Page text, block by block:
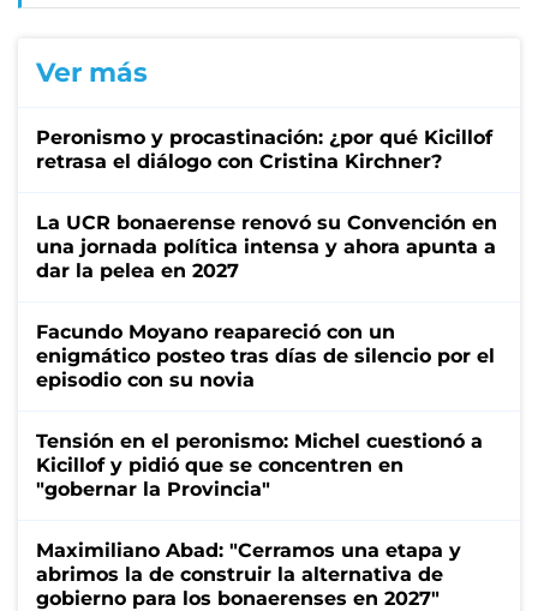
Ver más
Peronismo y procastinación: ¿por qué Kicillof
retrasa el diálogo con Cristina Kirchner?
La UCR bonaerense renovó su Convención en
una jornada política intensa y ahora apunta a
dar la pelea en 2027
Facundo Moyano reapareció con un
enigmático posteo tras días de silencio por el
episodio con su novia
Tensión en el peronismo: Michel cuestionó a
Kicillof y pidió que se concentren en
"gobernar la Provincia"
Maximiliano Abad: "Cerramos una etapa y
abrimos la de construir la alternativa de
gobierno para los bonaerenses en 2027"